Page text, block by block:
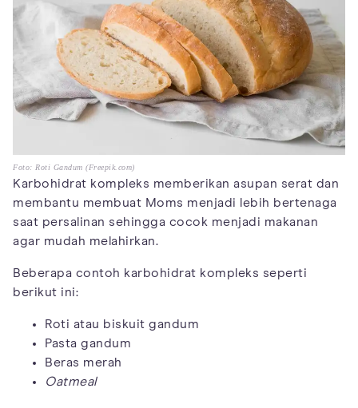
Foto: Roti Gandum (Freepik.com)
Karbohidrat kompleks memberikan asupan serat dan
membantu membuat Moms menjadi lebih bertenaga
saat persalinan sehingga cocok menjadi makanan
agar mudah melahirkan.
Beberapa contoh karbohidrat kompleks seperti
berikut ini:
Roti atau biskuit gandum
Pasta gandum
Beras merah
Oatmeal